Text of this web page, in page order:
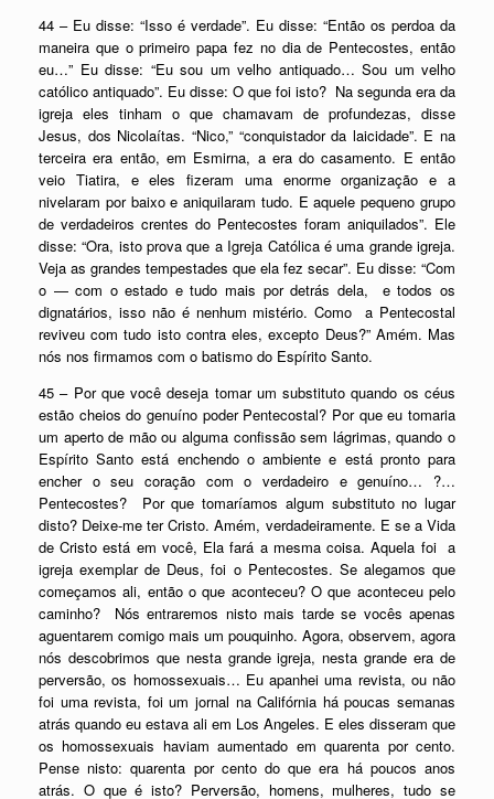
44 – Eu disse: “Isso é verdade”. Eu disse: “Então os perdoa da
maneira que o primeiro papa fez no dia de Pentecostes, então
eu…” Eu disse: “Eu sou um velho antiquado… Sou um velho
católico antiquado”. Eu disse: O que foi isto? Na segunda era da
igreja eles tinham o que chamavam de profundezas, disse
Jesus, dos Nicolaítas. “Nico,” “conquistador da laicidade”. E na
terceira era então, em Esmirna, a era do casamento. E então
veio Tiatira, e eles fizeram uma enorme organização e a
nivelaram por baixo e aniquilaram tudo. E aquele pequeno grupo
de verdadeiros crentes do Pentecostes foram aniquilados”. Ele
disse: “Ora, isto prova que a Igreja Católica é uma grande igreja.
Veja as grandes tempestades que ela fez secar”. Eu disse: “Com
o — com o estado e tudo mais por detrás dela, e todos os
dignatários, isso não é nenhum mistério. Como a Pentecostal
reviveu com tudo isto contra eles, excepto Deus?” Amém. Mas
nós nos firmamos com o batismo do Espírito Santo.
45 – Por que você deseja tomar um substituto quando os céus
estão cheios do genuíno poder Pentecostal? Por que eu tomaria
um aperto de mão ou alguma confissão sem lágrimas, quando o
Espírito Santo está enchendo o ambiente e está pronto para
encher o seu coração com o verdadeiro e genuíno… ?…
Pentecostes? Por que tomaríamos algum substituto no lugar
disto? Deixe-me ter Cristo. Amém, verdadeiramente. E se a Vida
de Cristo está em você, Ela fará a mesma coisa. Aquela foi a
igreja exemplar de Deus, foi o Pentecostes. Se alegamos que
começamos ali, então o que aconteceu? O que aconteceu pelo
caminho? Nós entraremos nisto mais tarde se vocês apenas
aguentarem comigo mais um pouquinho. Agora, observem, agora
nós descobrimos que nesta grande igreja, nesta grande era de
perversão, os homossexuais… Eu apanhei uma revista, ou não
foi uma revista, foi um jornal na Califórnia há poucas semanas
atrás quando eu estava ali em Los Angeles. E eles disseram que
os homossexuais haviam aumentado em quarenta por cento.
Pense nisto: quarenta por cento do que era há poucos anos
atrás. O que é isto? Perversão, homens, mulheres, tudo se